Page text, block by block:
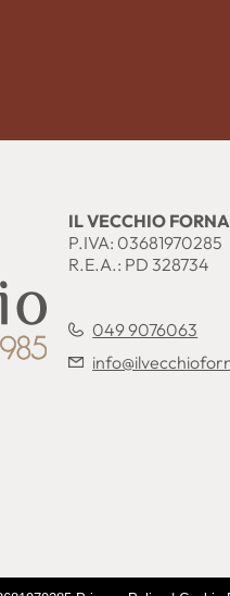
IL VECCHIO
P.IVA: 03681970285
R.E.A.: PD 328734
049 9076063